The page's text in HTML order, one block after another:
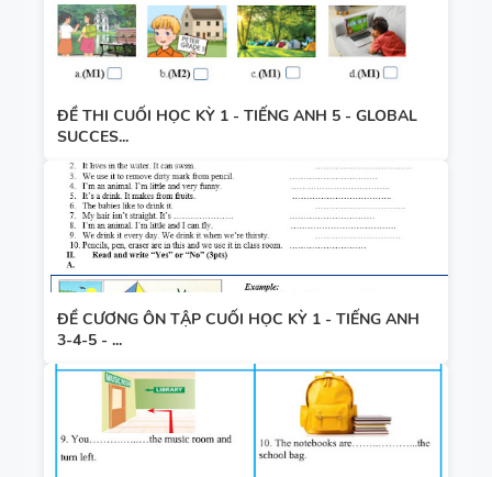
ĐỀ THI CUỐI HỌC KỲ 1 - TIẾNG ANH 5 - GLOBAL
SUCCES...
ĐỀ CƯƠNG ÔN TẬP CUỐI HỌC KỲ 1 - TIẾNG ANH
3-4-5 - ...